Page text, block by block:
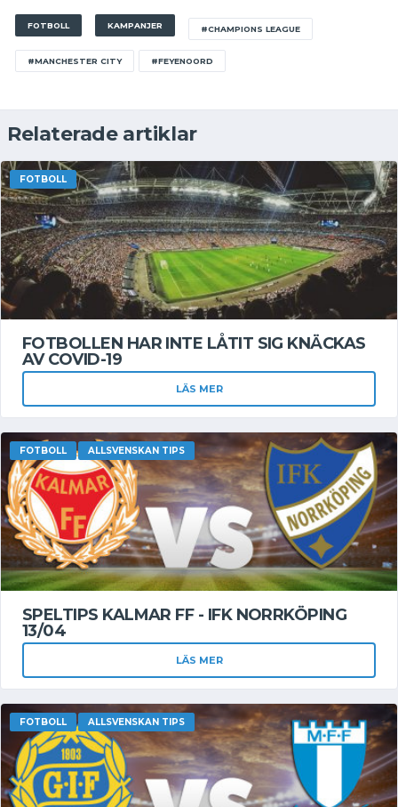
FOTBOLL KAMPANJER #CHAMPIONS LEAGUE
#MANCHESTER CITY #FEYENOORD
Relaterade artiklar
FOTBOLL
FOTBOLLEN HAR INTE LÅTIT SIG KNÄCKAS
AV COVID-19
LÄS MER
FOTBOLL ALLSVENSKAN TIPS
SPELTIPS KALMAR FF - IFK NORRKÖPING
13/04
LÄS MER
FOTBOLL ALLSVENSKAN TIPS